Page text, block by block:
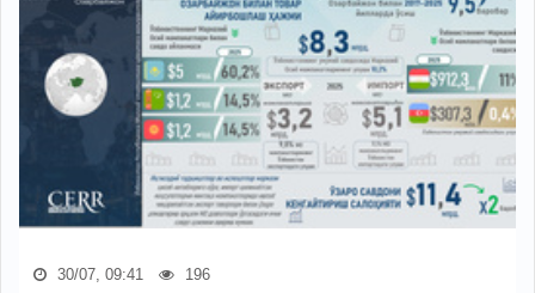
30/07, 09:41 196